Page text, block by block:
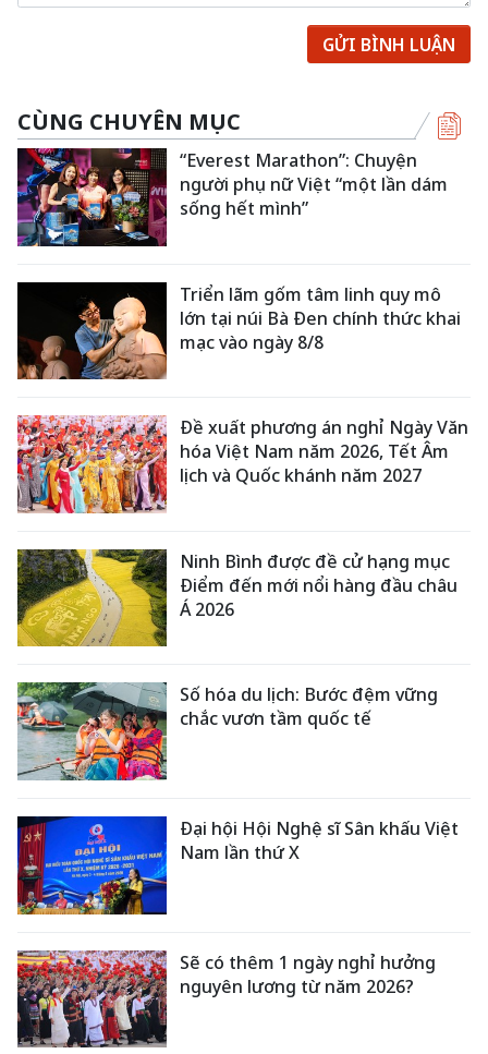
GỬI BÌNH LUẬN
CÙNG CHUYÊN MỤC
“Everest Marathon”: Chuyện
người phụ nữ Việt “một lần dám
sống hết mình”
Triển lãm gốm tâm linh quy mô
lớn tại núi Bà Đen chính thức khai
mạc vào ngày 8/8
Đề xuất phương án nghỉ Ngày Văn
hóa Việt Nam năm 2026, Tết Âm
lịch và Quốc khánh năm 2027
Ninh Bình được đề cử hạng mục
Điểm đến mới nổi hàng đầu châu
Á 2026
Số hóa du lịch: Bước đệm vững
chắc vươn tầm quốc tế
Đại hội Hội Nghệ sĩ Sân khấu Việt
Nam lần thứ X
Sẽ có thêm 1 ngày nghỉ hưởng
nguyên lương từ năm 2026?